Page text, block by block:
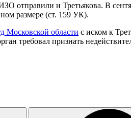
отправили и Третьякова. В
размере (ст. 159 УК).
Московской области с иском к
требовал признать